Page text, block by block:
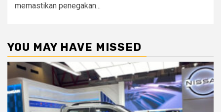
memastikan penegakan...
YOU MAY HAVE MISSED